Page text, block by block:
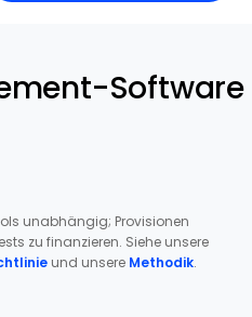
Software
unabhängig; Provisionen
zu finanzieren. Siehe unsere
und unsere Methodik.